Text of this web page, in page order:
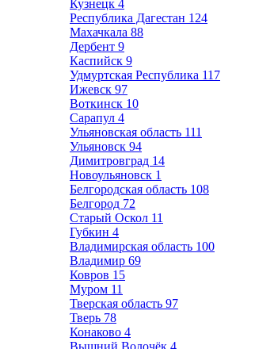
Кузнецк 4
Республика Дагестан 124
Махачкала 88
Дербент 9
Каспийск 9
Удмуртская Республика 117
Ижевск 97
Воткинск 10
Сарапул 4
Ульяновская область 111
Ульяновск 94
Димитровград 14
Новоульяновск 1
Белгородская область 108
Белгород 72
Старый Оскол 11
Губкин 4
Владимирская область 100
Владимир 69
Ковров 15
Муром 11
Тверская область 97
Тверь 78
Конаково 4
Вышний Волочёк 4